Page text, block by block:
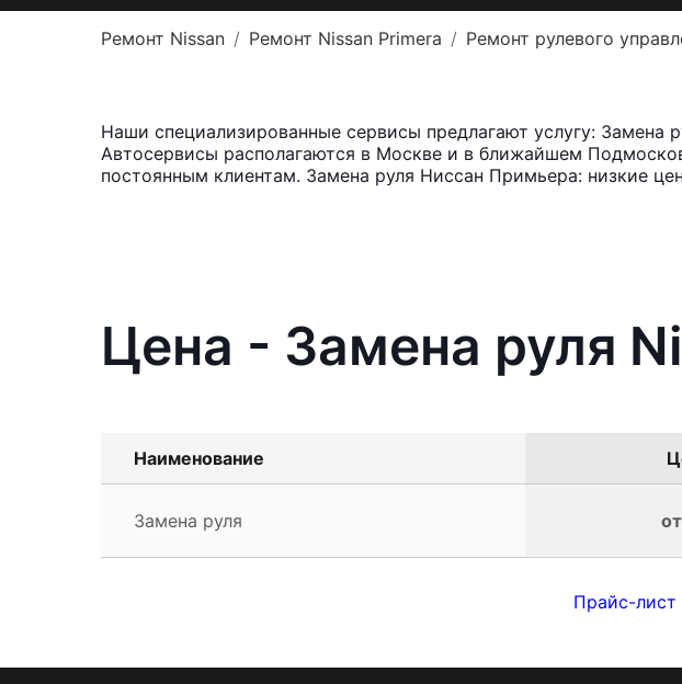
Ремонт Nissan Ремонт Nissan Primera Ремонт рулевого
Наши специализированные сервисы предлагают услугу: Замена
Автосервисы располагаются в Москве и в ближайшем
постоянным клиентам. Замена руля Ниссан Примьера: низкие
Цена - Замена руля
Наименование
Замена руля
Прайс-лист